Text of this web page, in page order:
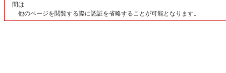
間は
他のページを閲覧する際に認証を省略することが可能となります。